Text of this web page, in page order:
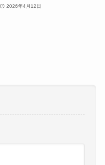
2026年4月12日